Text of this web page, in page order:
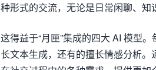
种形式的交流，无论是日常闲聊、知
这得益于“月匣”集成的四大 AI 模型
长文本生成，还有的擅长情感分析。